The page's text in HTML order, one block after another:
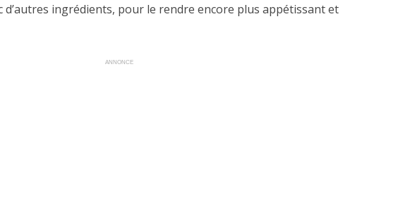
d’autres ingrédients, pour le rendre encore plus appétissant et
ANNONCE